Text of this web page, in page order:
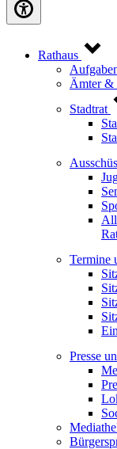
Rathaus
Ämter &
Stadtrat
Termine
Presse